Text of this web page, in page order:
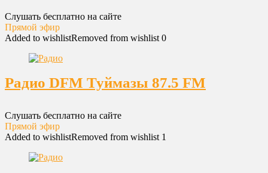
Слушать бесплатно на сайте
Прямой эфир
Added to wishlistRemoved from wishlist 0
Радио DFM Туймазы 87.5 FM
Слушать бесплатно на сайте
Прямой эфир
Added to wishlistRemoved from wishlist 1